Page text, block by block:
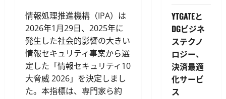
情報処理推進機構（IPA）は
2026年1月29日、2025年に
発生した社会的影響の大きい
情報セキュリティ事案から選
定した「情報セキュリティ10
大脅威 2026」を決定しまし
た。本指標は、専門家ら約
YTGATEと
DGビジネ
ステクノ
ロジー、
決済最適
化サービ
ス